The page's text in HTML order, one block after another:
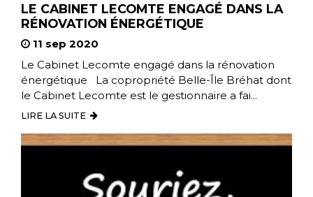
LE CABINET LECOMTE ENGAGÉ DANS LA
RÉNOVATION ÉNERGÉTIQUE
11 sep 2020
Le Cabinet Lecomte engagé dans la rénovation
énergétique La copropriété Belle-Île Bréhat dont
le Cabinet Lecomte est le gestionnaire a fai...
LIRE LA SUITE